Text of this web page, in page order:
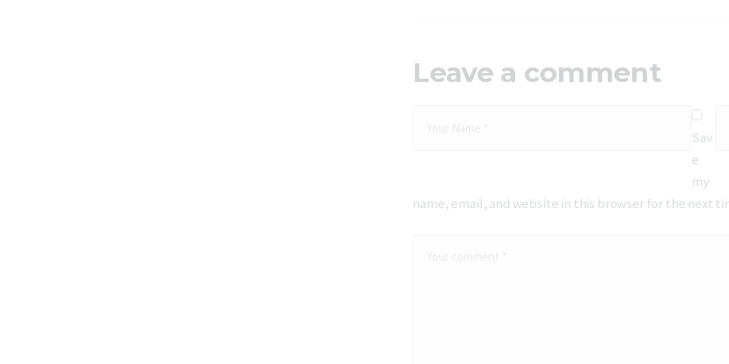
Leave a comment
Sav
e
my
name, email, and website in this browser for the next